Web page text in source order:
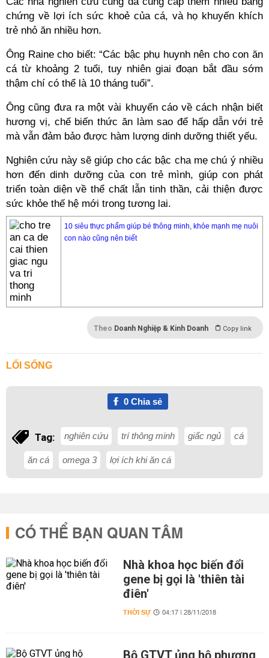
chứng về lợi ích sức khoẻ của cá, và họ khuyến khích
trẻ nhỏ ăn nhiều hơn.
Ông Raine cho biết: “Các bậc phụ huynh nên cho con ăn
cá từ khoảng 2 tuổi, tuy nhiên giai đoạn bắt đầu sớm
thậm chí có thể là 10 tháng tuổi”.
Ông cũng đưa ra một vài khuyến cáo về cách nhận biết
hương vị, chế biến thức ăn làm sao để hấp dẫn với trẻ
mà vẫn đảm bảo được hàm lượng dinh dưỡng thiết yếu.
Nghiên cứu này sẽ giúp cho các bậc cha mẹ chú ý nhiều
hơn đến dinh dưỡng của con trẻ mình, giúp con phát
triển toàn diện về thể chất lẫn tinh thần, cải thiện được
sức khỏe thế hệ mới trong tương lai.
10 siêu thực phẩm giúp bé thông minh, khỏe mạnh mẹ nuôi
con nào cũng nên biết
Theo Doanh Nghiệp & Kinh Doanh Copy link
LỐI SỐNG
0Chia sẻ
Tag: nghiên cứu trí thông minh giấc ngủ cá
ăn cá omega 3 lợi ích khi ăn cá
CÓ THỂ BẠN QUAN TÂM
Nhà khoa học biến đổi
gene bị gọi là 'thiên tài
điên'
THỜI SỰ 04:17 | 28/11/2018
Bộ GTVT ủng hộ phương